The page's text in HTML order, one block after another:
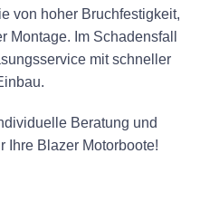
von hoher Bruchfestigkeit,
Montage. Im Schadensfall
mit schneller
Beratung und
Ihre Blazer Motorboote!